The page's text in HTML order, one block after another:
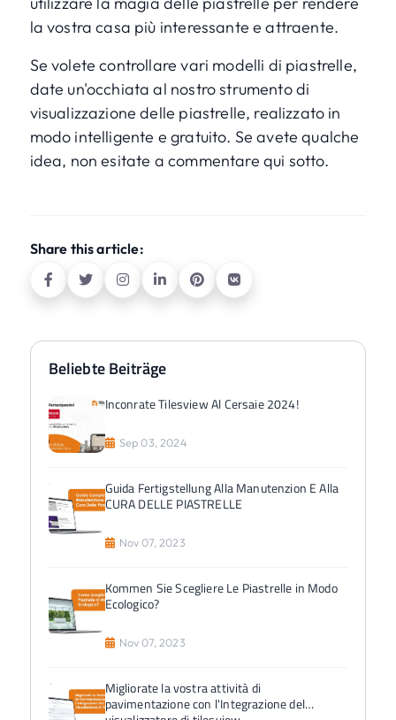
Beliebte Beiträge
Inconrate Tilesview Al Cersaie 2024!
Sep 03, 2024
Guida Fertigstellung Alla Manutenzion E Alla
CURA DELLE PIASTRELLE
Nov 07, 2023
Kommen Sie Scegliere Le Piastrelle in Modo
Ecologico?
Nov 07, 2023
Migliorate la vostra attività di
pavimentazione con l'Integrazione del
la vostra casa più interessante e attraente.
Se volete controllare vari modelli di piastrelle,
date un'occhiata al nostrostrumento di
visualizzazione delle piastrelle, realizzato in
modo intelligente e gratuito. Se avete qualche
idea, non esitate a commentare qui sotto.
Share this article: